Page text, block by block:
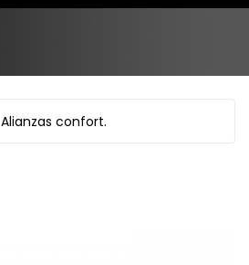
Alianzas confort.